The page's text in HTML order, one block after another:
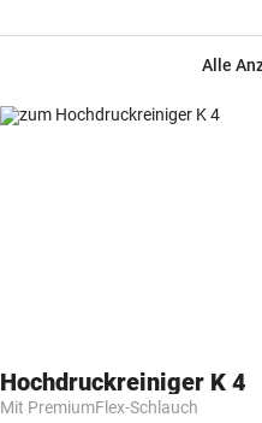
Alle
Hochdruckreiniger K 4
Mit PremiumFlex-Schlauch